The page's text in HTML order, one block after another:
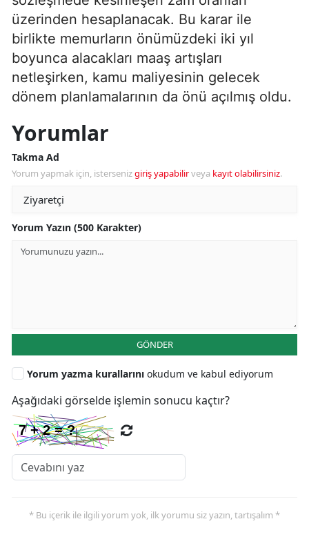
üzerinden hesaplanacak. Bu karar ile
birlikte memurların önümüzdeki iki yıl
boyunca alacakları maaş artışları
netleşirken, kamu maliyesinin gelecek
dönem planlamalarının da önü açılmış oldu.
Yorumlar
Takma Ad
Yorum yapmak için, istersenizgiriş yapabilirveya kayıt olabilirsiniz.
Yorum Yazın (500 Karakter)
GÖNDER
Yorum yazma kurallarını okudum ve kabul ediyorum
Aşağıdaki görselde işlemin sonucu kaçtır?
* Bu içerik ile ilgili yorum yok, ilk yorumu siz yazın, tartışalım *